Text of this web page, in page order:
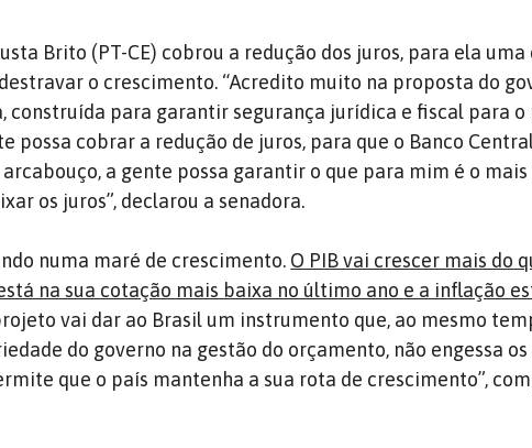
Brito (PT-CE) cobrou a redução dos juros, para ela uma
o crescimento. “Acredito muito na proposta do
construída para garantir segurança jurídica e fiscal para o
possa cobrar a redução de juros, para que o Banco
arcabouço, a gente possa garantir o que para mim é o
os juros”, declarou a senadora.
numa maré de crescimento. O PIB vai crescer mais do
na sua cotação mais baixa no último ano e a inflação
vai dar ao Brasil um instrumento que, ao mesmo
do governo na gestão do orçamento, não engessa os
que o país mantenha a sua rota de crescimento”,